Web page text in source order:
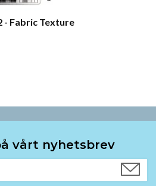
- Fabric Texture
vårt nyhetsbrev